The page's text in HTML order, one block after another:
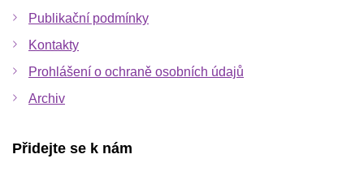
Publikační podmínky
Kontakty
Prohlášení o ochraně osobních údajů
Archiv
Přidejte se k nám